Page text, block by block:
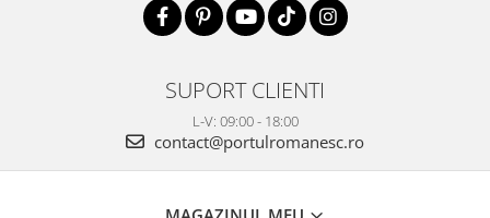
SUPORT CLIENTI
L-V: 09:00 - 18:00
contact@portulromanesc.ro